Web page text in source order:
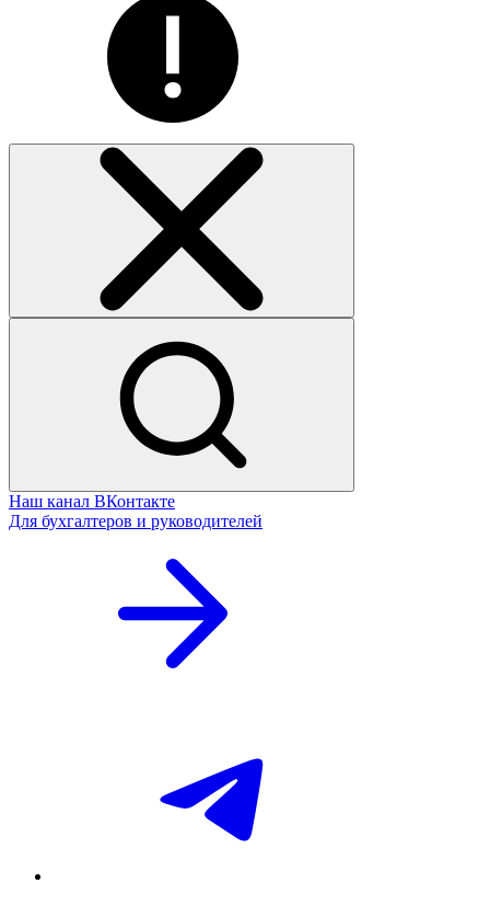
Наш канал ВКонтакте
Для бухгалтеров и руководителей